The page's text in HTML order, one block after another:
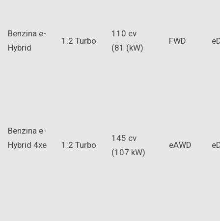
Benzina e-
Hybrid
1.2 Turbo
110 cv
(81 (kW)
FWD
Benzina e-
Hybrid 4xe
1.2 Turbo
145 cv
(107 kW)
eAWD